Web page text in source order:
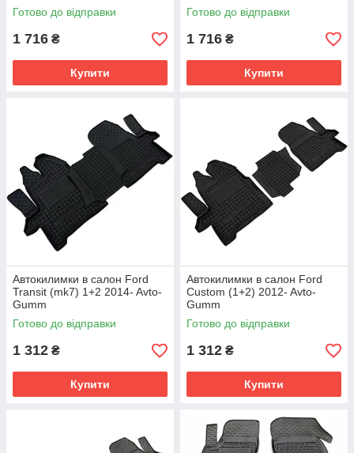
Готово до відправки
1 716 ₴
Купити
Готово до відправки
1 716 ₴
Купити
Автокилимки в салон Ford
Transit (mk7) 1+2 2014- Avto-
Gumm
Готово до відправки
1 312 ₴
Купити
Автокилимки в салон Ford
Custom (1+2) 2012- Avto-
Gumm
Готово до відправки
1 312 ₴
Купити